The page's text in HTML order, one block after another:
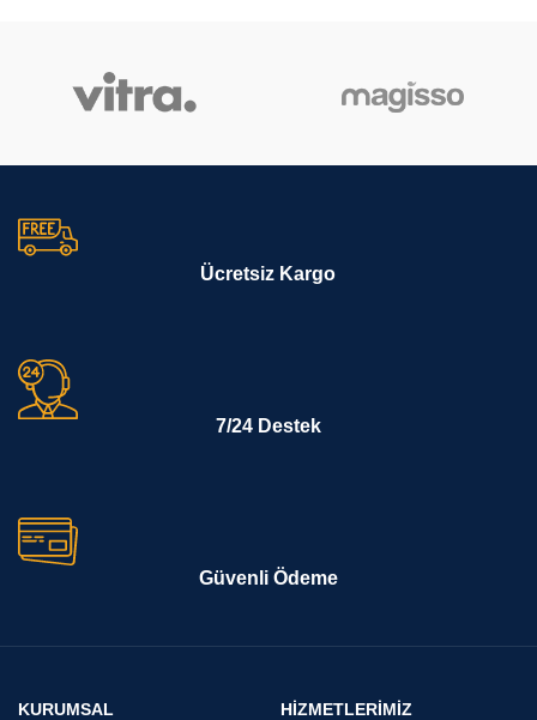
Ücretsiz Kargo
7/24 Destek
Güvenli Ödeme
KURUMSAL HİZMETLERİMİZ